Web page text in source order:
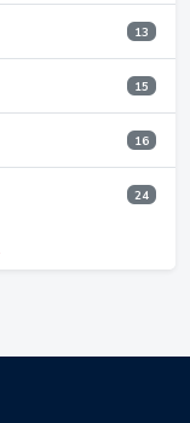
13
15
16
24